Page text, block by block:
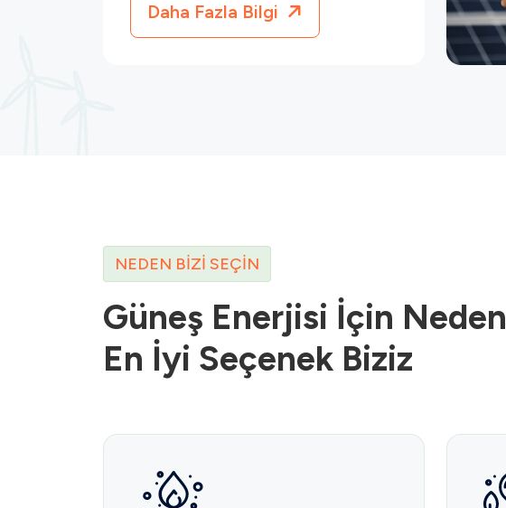
Daha Fazla Bilgi
NEDEN BIZI SEÇIN
Güneş Enerjisi İçin Neden
En İyi Seçenek Biziz